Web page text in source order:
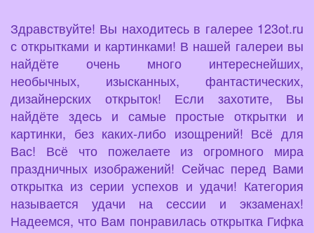
Здравствуйте! Вы находитесь в галерее 123ot.ru
с открытками и картинками! В нашей галереи вы
найдёте очень много интереснейших,
необычных, изысканных, фантастических,
дизайнерских открыток! Если захотите, Вы
найдёте здесь и самые простые открытки и
картинки, без каких-либо изощрений! Всё для
Вас! Всё что пожелаете из огромного мира
праздничных изображений! Сейчас перед Вами
открытка из серии успехов и удачи! Категория
называется удачи на сессии и экзаменах!
Надеемся, что Вам понравилась открытка Гифка